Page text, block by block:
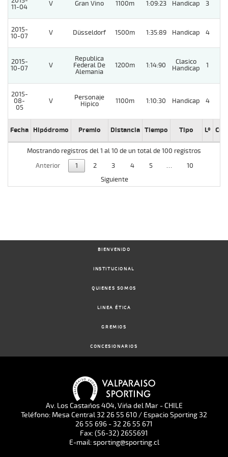
11-04
V Gran Vino 1100m 1:09:23 Handicap 3
2015-
10-07
V Düsseldorf 1500m 1:35:89 Handicap 4
2015-
10-07
V
Republica
Federal De
Alemania
1200m 1:14:90
Clasico
Handicap
1
2015-
08-
05
V
Personaje
Hipico
1100m 1:10:30 Handicap 4
Fecha Hipódromo Premio Distancia Tiempo Tipo Lº
Mostrando registros del 1 al 10 de un total de 100 registros
Anterior
1 2 3 4 5 …
10
Siguiente
BIENVENIDO
INSTITUCIONAL
QUIENES SOMOS
LINEA ÉTICA
GREMIOS
CONCESIONARIOS
Av. Los Castaños 404, Viña del Mar - CHILE
Teléfono: Mesa Central 32 26 55 610 / Espacio Sporting 32
26 55 696 - 32 26 55 671
Fax: (56-32) 2655691
E-mail: sporting@sporting.cl